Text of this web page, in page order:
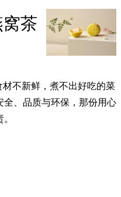
茶
不新鲜，煮不出好吃的菜
、品质与环保，那份用心